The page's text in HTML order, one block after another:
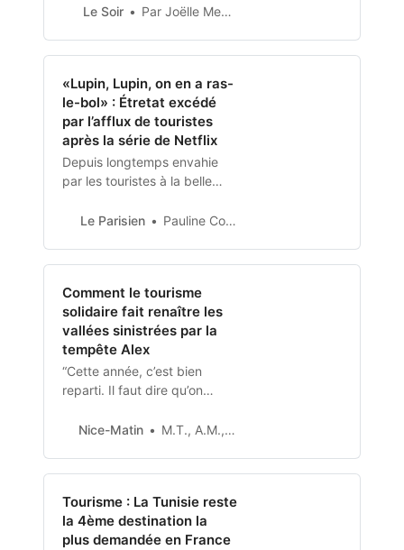
Isère, avec des milliers
cette sécheresse qui
s’éternisent… L’Hexagone
avait rarement connu ça. Il
faut remonter loin dans les
statistiques…
Le Soir Par Joëlle Meskens
«Lupin, Lupin, on en a ras-
le-bol» : Étretat excédé
par l’afflux de touristes
après la série de Netflix
Depuis longtemps envahie
par les touristes à la belle
encore augmenter sa
Le Parisien Pauline Conradsson
Comment le tourisme
solidaire fait renaître les
vallées sinistrées par la
tempête Alex
“Cette année, c’est bien
reparti. Il faut dire qu’on
vallées de la Vésubie et de la
gâché par la pandémie, la
tempête Alex a détruit,
l’automne suivant, tout ce qui
Nice-Matin M.T., A.M., F.B. et C.M.
Tourisme : La Tunisie reste
la 4ème destination la
plus demandée en France